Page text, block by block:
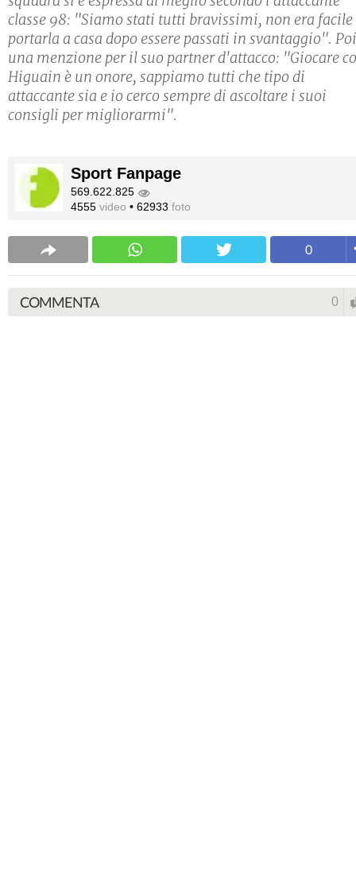
classe 98: "Siamo stati tutti bravissimi, non era facile
portarla a casa dopo essere passati in svantaggio". Poi
una menzione per il suo partner d'attacco: "Giocare
Higuain è un onore, sappiamo tutti che tipo di
attaccante sia e io cerco sempre di ascoltare i suoi
consigli per migliorarmi".
Sport Fanpage
569.622.825
4555 video • 62933 foto
0
COMMENTA 0